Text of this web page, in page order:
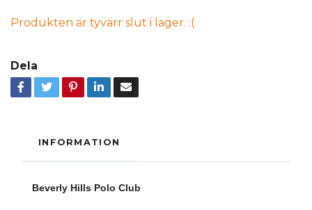
Produkten är tyvärr slut i lager. :(
Dela
INFORMATION
Beverly Hills Polo Club